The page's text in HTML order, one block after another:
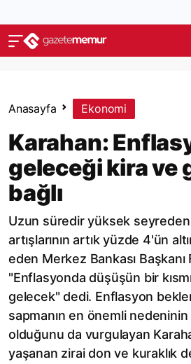
Anasayfa Ekonomi
Karahan:
geleceği kira ve
bağlı
Uzun süredir yüksek seyreden
artışlarının artık yüzde 4'ün
eden Merkez Bankası Başkanı
"Enflasyonda düşüşün bir
gelecek" dedi. Enflasyon
sapmanın en önemli nedeninin
olduğunu da vurgulayan
yaşanan zirai don ve kuraklık